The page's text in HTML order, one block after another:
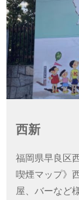
西新
福岡県早良区
喫煙マップ》
屋、バーなど